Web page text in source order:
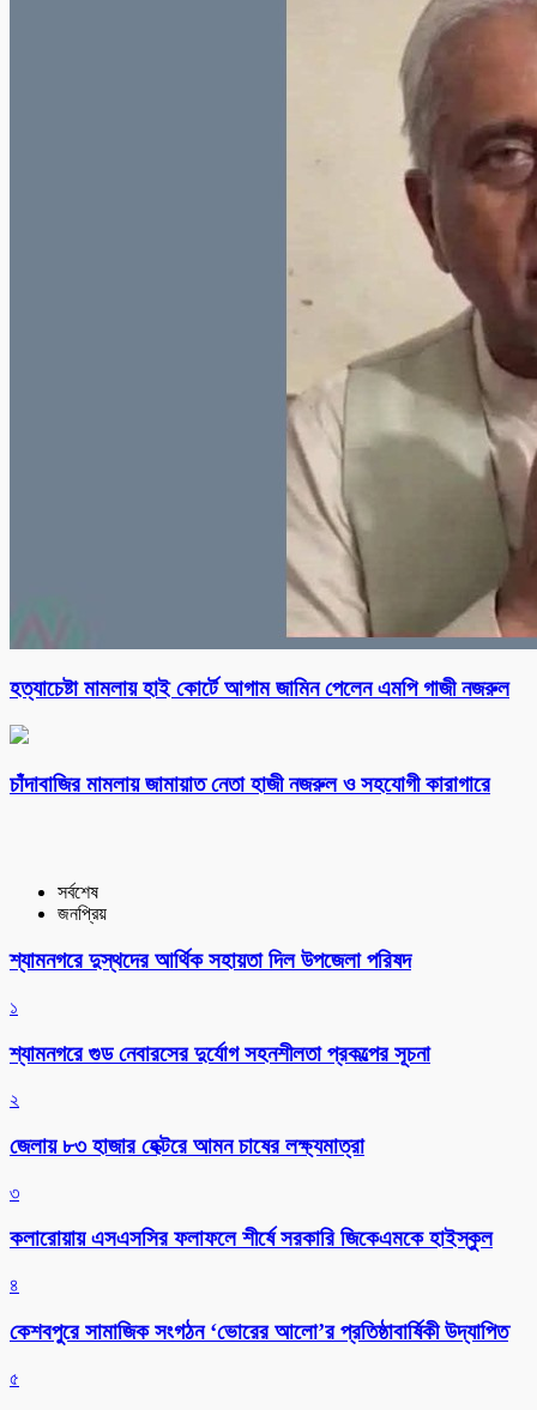
হত্যাচেষ্টা মামলায় হাই কোর্টে আগাম জামিন পেলেন এমপি গাজী নজরুল
চাঁদাবাজির মামলায় জামায়াত নেতা হাজী নজরুল ও সহযোগী কারাগারে
সর্বশেষ
জনপ্রিয়
শ্যামনগরে দুস্থদের আর্থিক সহায়তা দিল উপজেলা পরিষদ
১
শ্যামনগরে গুড নেবারসের দুর্যোগ সহনশীলতা প্রকল্পের সূচনা
২
জেলায় ৮৩ হাজার হেক্টরে আমন চাষের লক্ষ্যমাত্রা
৩
কলারোয়ায় এসএসসির ফলাফলে শীর্ষে সরকারি জিকেএমকে হাইস্কুল
৪
কেশবপুরে সামাজিক সংগঠন ‘ভোরের আলো’র প্রতিষ্ঠাবার্ষিকী উদ্যাপিত
৫